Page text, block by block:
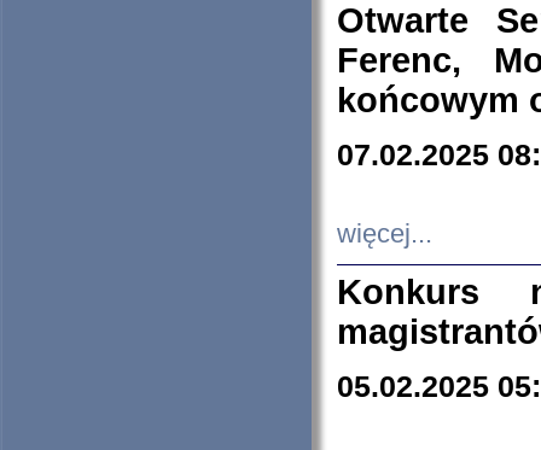
Otwarte
Ferenc,
końcowym
07.02.2025
więcej...
Konkurs
05.02.2025